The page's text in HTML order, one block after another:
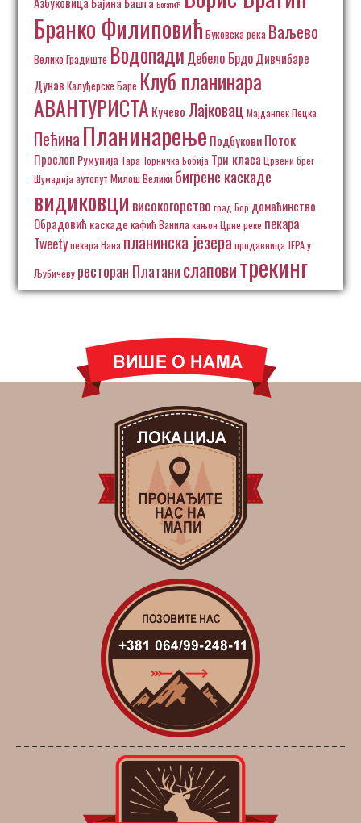
Богатић
Бранко Филиповић Буковска река Ваљево
Велико Градиште Водопади Дебело БрдоДивчибаре
Дунав Калуђерске Баре Клуб планинара
АВАНТУРИСТА Кучево Лајковац Мајданпек Пецка
Пећина Планинарење ПодбуковиПоток
Прослоп Румунија Тара Торничка Бобија Три класа Црвени брег
Шумадија аутопут Милош Велики бигрене каскаде
видиковци високогорство град Бор домаћинство
Обрадовић каскаде кафић Ванилакањон Црне реке пекара
Tweetyпекара Нана планинска језера продавница ЈЕРА у
Љубичеву ресторан Платанислаповитрекинг